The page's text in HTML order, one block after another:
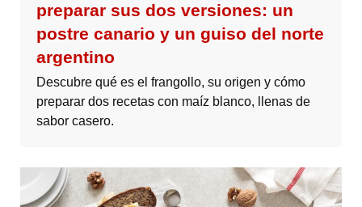
preparar sus dos versiones: un
postre canario y un guiso del norte
argentino
Descubre qué es el frangollo, su origen y cómo
preparar dos recetas con maíz blanco, llenas de
sabor casero.